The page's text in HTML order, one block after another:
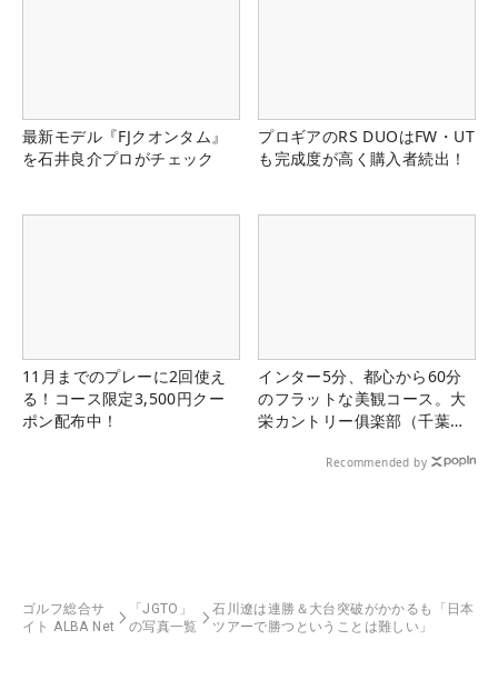
最新モデル『FJクオンタム』
を石井良介プロがチェック
プロギアのRS DUOはFW・UT
も完成度が高く購入者続出！
11月までのプレーに2回使え
る！コース限定3,500円クー
ポン配布中！
インター5分、都心から60分
のフラットな美観コース。大
栄カントリー俱楽部（千葉
Recommended by
ゴルフ総合サ
イト ALBA Net
「JGTO」
の写真一覧
石川遼は連勝＆大台突破がかかるも「日本
ツアーで勝つということは難しい」